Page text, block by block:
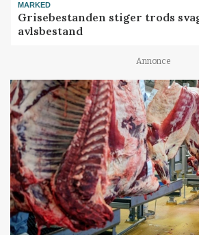
MARKED
Grisebestanden stiger trods
avlsbestand
Annonce